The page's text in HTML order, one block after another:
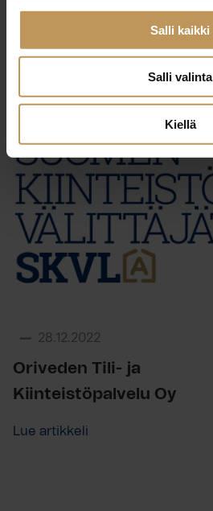
Salli kaikki
Salli valinta
Kiellä
28.12.2022
Oriveden Tili- ja
Kiinteistöpalvelu Oy
Lue artikkeli